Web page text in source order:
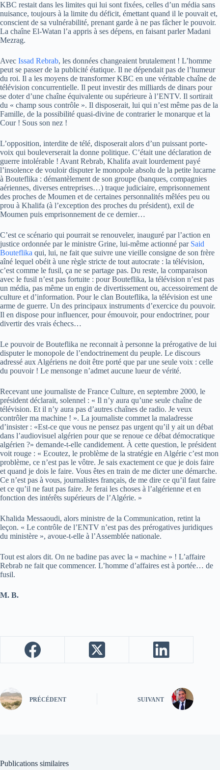
KBC restait dans les limites qui lui sont fixées, celles d’un média sans
nuisance, toujours à la limite du déficit, émettant quand il le pouvait et,
conscient de sa vulnérabilité, prenant garde à ne pas fâcher le pouvoir.
La chaîne El-Watan l’a appris à ses dépens, en faisant parler Madani
Mezrag.
Avec Issad Rebrab, les données changeaient brutalement ! L’homme
peut se passer de la publicité étatique. Il ne dépendait pas de l’humeur
du roi. Il a les moyens de transformer KBC en une véritable chaîne de
télévision concurrentielle. Il peut investir des milliards de dinars pour
se doter d’une chaîne équivalente ou supérieure à l’ENTV. Il sortirait
du « champ sous contrôle ». Il disposerait, lui qui n’est même pas de la
Famille, de la possibilité quasi-divine de contrarier le monarque et la
Cour ! Sous son nez !
L’opposition, interdite de télé, disposerait alors d’un puissant porte-
voix qui bouleverserait la donne politique. C’était une déclaration de
guerre intolérable ! Avant Rebrab, Khalifa avait lourdement payé
l’insolence de vouloir disputer le monopole absolu de la petite lucarne
à Bouteflika : démantèlement de son groupe (banques, compagnies
aériennes, diverses entreprises…) traque judiciaire, emprisonnement
des proches de Moumen et de certaines personnalités mêlées peu ou
prou à Khalifa (à l’exception des proches du président), exil de
Moumen puis emprisonnement de ce dernier…
C’est ce scénario qui pourrait se renouveler, inauguré par l’action en
justice ordonnée par le ministre Grine, lui-même actionné par Said
Bouteflika qui, lui, ne fait que suivre une vieille consigne de son frère
aîné lequel obéit à une règle stricte de tout autocrate : la télévision,
c’est comme le fusil, ça ne se partage pas. Du reste, la comparaison
avec le fusil n’est pas fortuite : pour Bouteflika, la télévision n’est pas
un média, pas même un engin de divertissement ou, accessoirement de
culture et d’information. Pour le clan Bouteflika, la télévision est une
arme de guerre. Un des principaux instruments d’exercice du pouvoir.
Il en dispose pour influencer, pour émouvoir, pour endoctriner, pour
divertir des vrais échecs…
Le pouvoir de Bouteflika ne reconnait à personne la prérogative de lui
disputer le monopole de l’endoctrinement du peuple. Le discours
adressé aux Algériens ne doit être porté que par une seule voix : celle
du pouvoir ! Le mensonge n’admet aucune lueur de vérité.
Recevant une journaliste de France Culture, en septembre 2000, le
président déclarait, solennel : « Il n’y aura qu’une seule chaîne de
télévision. Et il n’y aura pas d’autres chaînes de radio. Je veux
contrôler ma machine ! ». La journaliste commet la maladresse
d’insister : «Est-ce que vous ne pensez pas urgent qu’il y ait un débat
dans l’audiovisuel algérien pour que se renoue ce débat démocratique
algérien ?» demande-t-elle candidement. À cette question, le président
voit rouge : « Ecoutez, le problème de la stratégie en Algérie c’est mon
problème, ce n’est pas le vôtre. Je sais exactement ce que je dois faire
et quand je dois le faire. Vous êtes en train de me dicter une démarche.
Ce n’est pas à vous, journalistes français, de me dire ce qu’il faut faire
et ce qu’il ne faut pas faire. Je ferai les choses à l’algérienne et en
fonction des intérêts supérieurs de l’Algérie. »
Khalida Messaoudi, alors ministre de la Communication, retint la
leçon. « Le contrôle de l’ENTV n’est pas des prérogatives juridiques
du ministère », avoue-t-elle à l’Assemblée nationale.
Tout est alors dit. On ne badine pas avec la « machine » ! L’affaire
Rebrab ne fait que commencer. L’homme d’affaires est à portée… de
fusil.
M. B.
PRÉCÉDENT SUIVANT
Publications similaires